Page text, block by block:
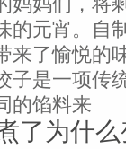
的元宵。自
来了愉悦的
子是一项传
的馅料来
了为什